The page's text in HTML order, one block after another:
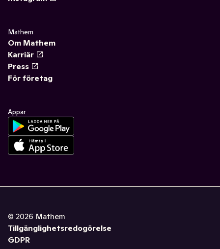
Mathem
Om Mathem
Karriär
Press
För företag
Appar
© 2026 Mathem
Tillgänglighetsredogörelse
GDPR